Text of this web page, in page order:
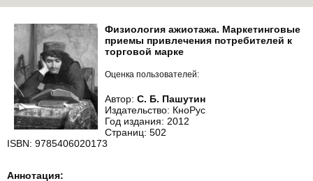
Физиология ажиотажа. Маркетинговые
приемы привлечения потребителей к
торговой марке
Оценка пользователей:
Автор: С. Б. Пашутин
Издательство: КноРус
Год издания: 2012
Страниц: 502
ISBN: 9785406020173
Аннотация: